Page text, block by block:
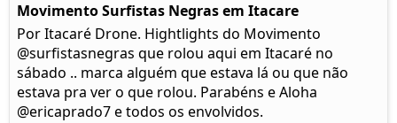
Movimento Surfistas Negras em Itacare
Por Itacaré Drone. Hightlights do Movimento
@surfistasnegras que rolou aqui em Itacaré no
sábado .. marca alguém que estava lá ou que não
estava pra ver o que rolou. Parabéns e Aloha
@ericaprado7 e todos os envolvidos.